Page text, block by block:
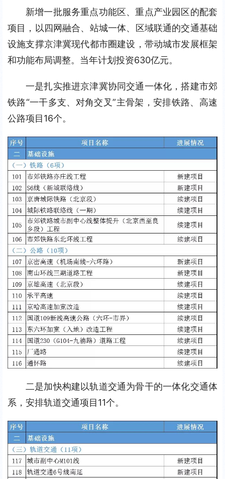
新增一批服务重点功能区、重点产业园区的配套
项目，以四网融合、站城一体、区域联通的交通基础
设施支撑京津冀现代都市圈建设，带动城市发展框架
和功能布局调整。当年计划投资630亿元。
一是扎实推进京津冀协同交通一体化，搭建市郊
铁路“一干多支、对角交叉”主骨架，安排铁路、高速
公路项目16个。
二是加快构建以轨道交通为骨干的一体化交通体
系，安排轨道交通项目11个。